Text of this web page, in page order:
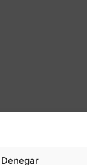
Denegar